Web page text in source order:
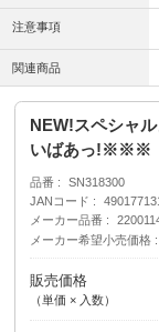
注意事項
関連商品
NEW!スペシャ
いばあっ!※※※
品番
SN318300
JANコード
メーカー品番
メーカー希望小売価格
販売価格
（単価 × 入数）